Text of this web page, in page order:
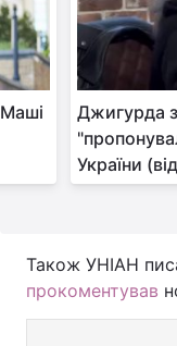
Джигурда
України
Також УНІАН
прокоментував